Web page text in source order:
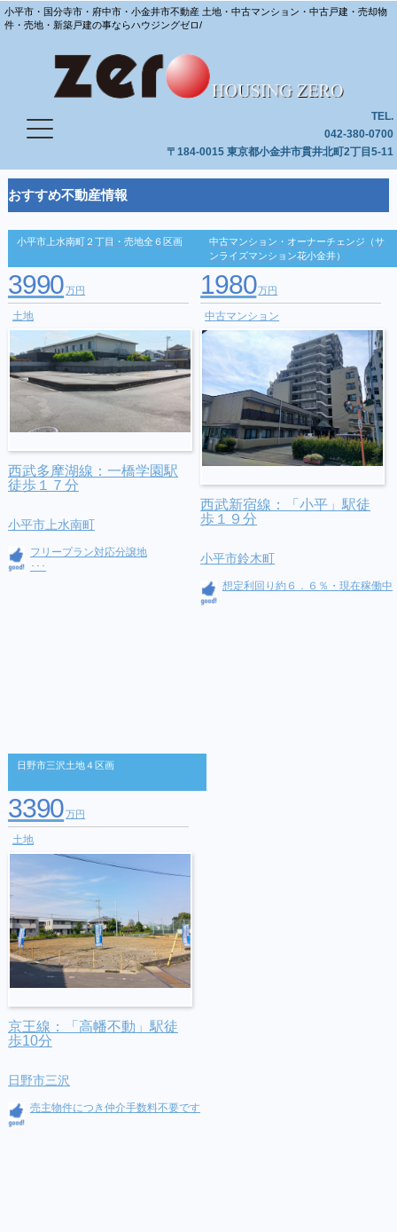
小平市・国分寺市・府中市・小金井市不動産 土地・中古マンション・中古戸建・売却物
件・売地・新築戸建の事ならハウジングゼロ/
TEL.
042-380-0700
〒184-0015 東京都小金井市貫井北町2丁目5-11
おすすめ不動産情報
小平市上水南町２丁目・売地全６区画
3990万円
土地
西武多摩湖線：一橋学園駅
徒歩１７分
小平市上水南町
フリープラン対応分譲地
･･･
中古マンション・オーナーチェンジ（サ
ンライズマンション花小金井）
1980万円
中古マンション
西武新宿線：「小平」駅徒
歩１９分
小平市鈴木町
想定利回り約６．６％・現在稼働中
日野市三沢土地４区画
3390万円
土地
京王線：「高幡不動」駅徒
歩10分
日野市三沢
売主物件につき仲介手数料不要です